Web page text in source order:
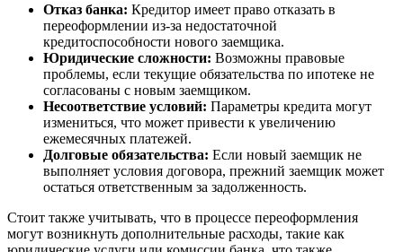
Отказ банка: Кредитор имеет право отказать в
переоформлении из-за недостаточной
кредитоспособности нового заемщика.
Юридические сложности: Возможны правовые
проблемы, если текущие обязательства по ипотеке не
согласованы с новым заемщиком.
Несоответствие условий: Параметры кредита могут
измениться, что может привести к увеличению
ежемесячных платежей.
Долговые обязательства: Если новый заемщик не
выполняет условия договора, прежний заемщик может
остаться ответственным за задолженность.
Стоит также учитывать, что в процессе переоформления
могут возникнуть дополнительные расходы, такие как